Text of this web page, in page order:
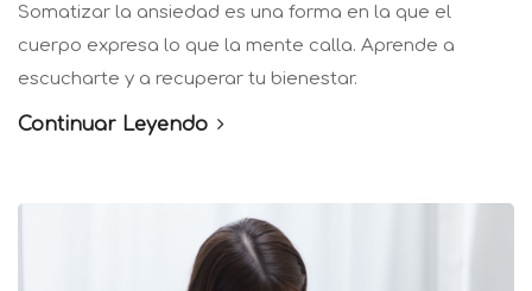
Somatizar la ansiedad es una forma en la que el
cuerpo expresa lo que la mente calla. Aprende a
escucharte y a recuperar tu bienestar.
Continuar Leyendo